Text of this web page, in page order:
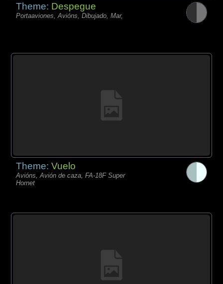
Theme: Despegue
Portaaviones, Avións, Dibujado, Mar,
Theme:Vuelo
Avións, Avión de caza, FA-18F Super
Hornet